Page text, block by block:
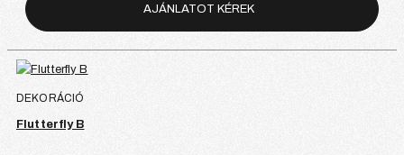
AJÁNLATOT KÉREK
DEKORÁCIÓ
Flutterfly B